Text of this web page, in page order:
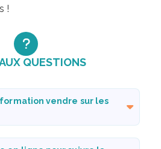
!
QUESTIONS
vendre sur les